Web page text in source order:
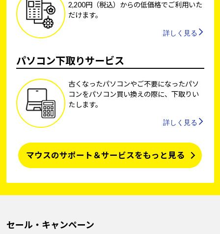
2,200円（税込）からの低価格でご利用いた
だけます。
詳しく見る
パソコン下取りサービス
古くなったパソコンやご不要になったパソ
コンをパソコン買い換えの際に、下取りい
たします。
詳しく見る
マウスのサポート＆サービスをもっと見る
セール・キャンペーン